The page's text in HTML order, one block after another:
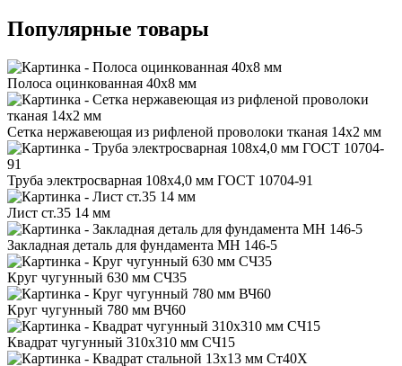
Популярные товары
Полоса оцинкованная 40x8 мм
Сетка нержавеющая из рифленой проволоки тканая 14x2 мм
Труба электросварная 108x4,0 мм ГОСТ 10704-91
Лист ст.35 14 мм
Закладная деталь для фундамента МН 146-5
Круг чугунный 630 мм СЧ35
Круг чугунный 780 мм ВЧ60
Квадрат чугунный 310x310 мм СЧ15